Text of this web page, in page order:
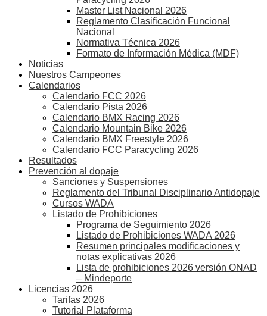
Master List Nacional 2026
Reglamento Clasificación Funcional
Nacional
Normativa Técnica 2026
Formato de Información Médica (MDF)
Noticias
Nuestros Campeones
Calendarios
Calendario FCC 2026
Calendario Pista 2026
Calendario BMX Racing 2026
Calendario Mountain Bike 2026
Calendario BMX Freestyle 2026
Calendario FCC Paracycling 2026
Resultados
Prevención al dopaje
Sanciones y Suspensiones
Reglamento del Tribunal Disciplinario Antidopaje
Cursos WADA
Listado de Prohibiciones
Programa de Seguimiento 2026
Listado de Prohibiciones WADA 2026
Resumen principales modificaciones y
notas explicativas 2026
Lista de prohibiciones 2026 versión ONAD
– Mindeporte
Licencias 2026
Tarifas 2026
Tutorial Plataforma